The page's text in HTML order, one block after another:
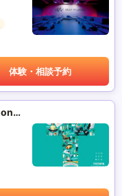
体験・相談予約
ツタヤコンディショニング(TSUTAYA Conditioning)PILATES